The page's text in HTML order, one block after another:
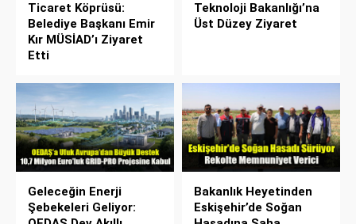
Ticaret Köprüsü:
Belediye Başkanı Emir
Kır MÜSİAD’ı Ziyaret
Etti
Teknoloji Bakanlığı’na
Üst Düzey Ziyaret
Geleceğin Enerji
Şebekeleri Geliyor:
Bakanlık Heyetinden
Eskişehir’de Soğan